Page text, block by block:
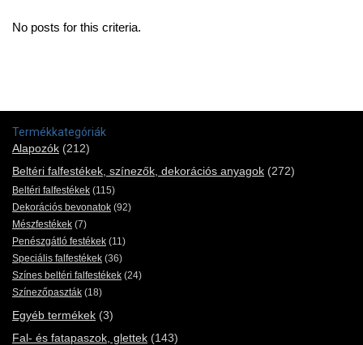
No posts for this criteria.
Termékkategóriák
Alapozók (212)
Beltéri falfestékek, színezők, dekorációs anyagok (272)
Beltéri falfestékek (115)
Dekorációs bevonatok (92)
Mészfestékek (7)
Penészgátló festékek (11)
Speciális falfestékek (36)
Színes beltéri falfestékek (24)
Színezőpaszták (18)
Egyéb termékek (3)
Fal- és fatapaszok, glettek (143)